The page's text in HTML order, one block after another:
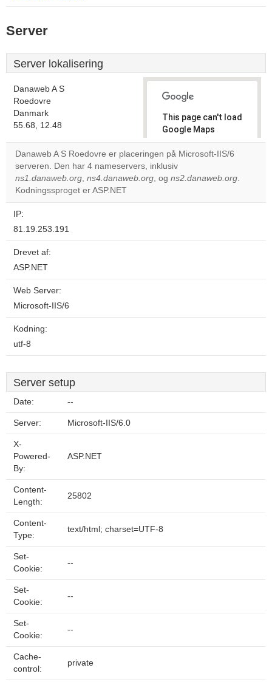
Server
Server lokalisering
Danaweb A S
Roedovre
Danmark
55.68, 12.48
This page can't load
Google Maps
correctly.
Do you
own this
OK
Danaweb A S Roedovre er placeringen på Microsoft-IIS/6
serveren. Den har 4 nameservers, inklusiv
ns1.danaweb.org, ns4.danaweb.org, og ns2.danaweb.org.
Kodningssproget er ASP.NET
IP:
81.19.253.191
Drevet af:
ASP.NET
Web Server:
Microsoft-IIS/6
Kodning:
utf-8
Server setup
Date: --
Server: Microsoft-IIS/6.0
X-
Powered-
By:
ASP.NET
Content-
Length:
25802
Content-
Type:
text/html; charset=UTF-8
Set-
Cookie:
--
Set-
Cookie:
--
Set-
Cookie:
--
Cache-
control:
private